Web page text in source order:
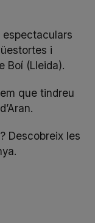
i
Boí (Lleida).
que tindreu
Descobreix les
.